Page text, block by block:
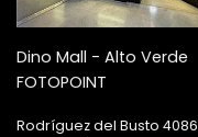
Dino Mall - Alto Verde
FOTOPOINT
Rodríguez del Busto 4086